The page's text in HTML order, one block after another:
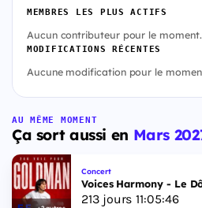
MEMBRES LES PLUS ACTIFS
Aucun contributeur pour le moment.
MODIFICATIONS RÉCENTES
Aucune modification pour le
AU MÊME MOMENT
Ça sort aussi en Mars
Concert
Voices Harmony - Le
213jours 11:05:45